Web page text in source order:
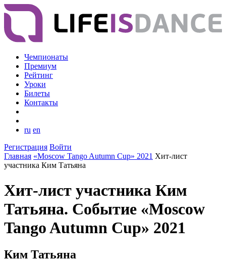
Чемпионаты
Премиум
Рейтинг
Уроки
Билеты
Контакты
ru en
Регистрация Войти
Главная «Moscow Tango Autumn Cup» 2021 Хит-лист
участника Ким Татьяна
Хит-лист участника Ким
Татьяна. Событие «Moscow
Tango Autumn Cup» 2021
Ким Татьяна